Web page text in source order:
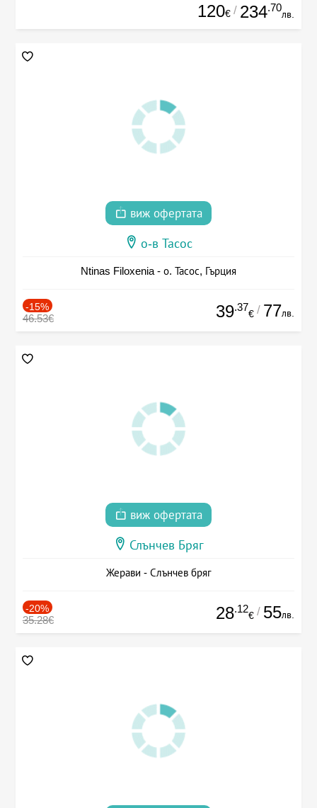
120€ / 234.70
лв.
виж офертата
о-в Тасос
Ntinas Filoxenia - о. Тасос, Гърция
-15%
46.53€ 39.37
€ / 77лв.
виж офертата
Слънчев Бряг
Жерави - Слънчев бряг
-20%
35.28€ 28.12
€ / 55лв.